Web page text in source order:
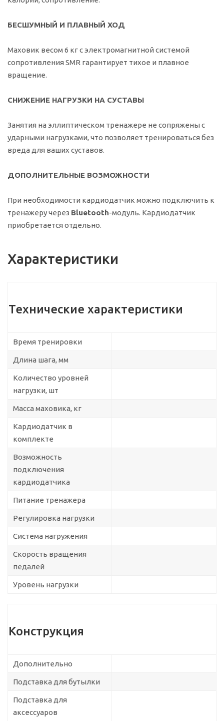
БЕСШУМНЫЙ И ПЛАВНЫЙ ХОД
Маховик весом 6 кг с электромагнитной системой
сопротивления SMR гарантирует тихое и плавное
вращение.
СНИЖЕНИЕ НАГРУЗКИ НА СУСТАВЫ
Занятия на эллиптическом тренажере не сопряжены с
ударными нагрузками, что позволяет тренироваться без
вреда для ваших суставов.
ДОПОЛНИТЕЛЬНЫЕ ВОЗМОЖНОСТИ
При необходимости кардиодатчик можно подключить к
тренажеру через Bluetooth-модуль. Кардиодатчик
приобретается отдельно.
Характеристики
Технические характеристики
Время тренировки
Длина шага, мм
Количество уровней
нагрузки, шт
Масса маховика, кг
Кардиодатчик в
комплекте
Возможность
подключения
кардиодатчика
Питание тренажера
Регулировка нагрузки
Система нагружения
Скорость вращения
педалей
Уровень нагрузки
Конструкция
Дополнительно
Подставка для бутылки
Подставка для
аксессуаров